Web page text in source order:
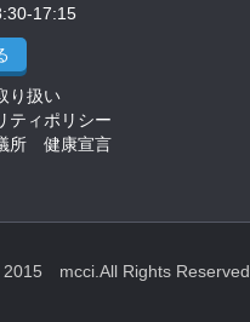
17:15
り扱い
ティポリシー
所 健康宣言
mcci.All Rights Reserved.